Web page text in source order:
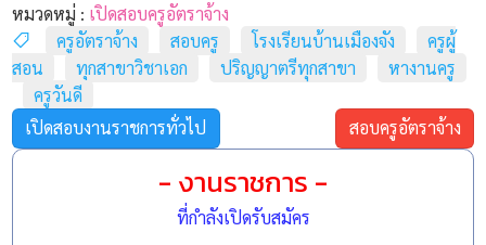
* ระยะเวลาสัญญาจ้าง: ระยะเวลา 8 เดือน (เริ่มตั้งแต่เดือน
กรกฎาคม 2569 จนถึง เดือน มีนาคม 2570)
คุณสมบัติเบื้องต้นของผู้สมัคร
รับสมัครผู้สำเร็จการศึกษาในทุกสาขาวิชาเอก)
หมวดหมู่ : เปิดสอบครูอัตราจ้าง
ครูอัตราจ้าง
สอบครู โรงเรียนบ้านเมืองจัง
ครูผู้
สอน
ทุกสาขาวิชาเอก ปริญญาตรีทุกสาขา
หางานครู
ครูวันดี
เปิดสอบงานราชการทั่วไป
สอบครูอัตราจ้าง
- งานราชการ -
ที่กำลังเปิดรับสมัคร